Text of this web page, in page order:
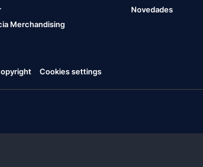
Merchandising
Novedades
Cookies settings